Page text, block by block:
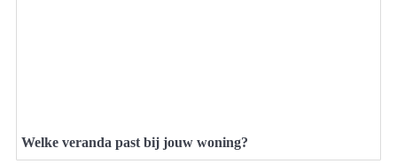
Welke veranda past bij jouw woning?